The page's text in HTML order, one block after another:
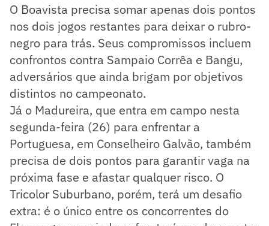
O Boavista precisa somar apenas dois pontos
nos dois jogos restantes para deixar o rubro-
negro para trás. Seus compromissos incluem
confrontos contra Sampaio Corrêa e Bangu,
adversários que ainda brigam por objetivos
distintos no campeonato.
Já o Madureira, que entra em campo nesta
segunda-feira (26) para enfrentar a
Portuguesa, em Conselheiro Galvão, também
precisa de dois pontos para garantir vaga na
próxima fase e afastar qualquer risco. O
Tricolor Suburbano, porém, terá um desafio
extra: é o único entre os concorrentes do